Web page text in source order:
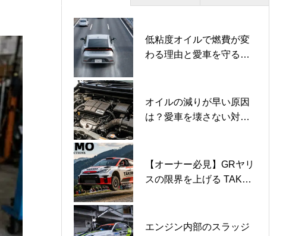
低粘度オイルで燃費が変
わる理由と愛車を守るオ
オイルの減りが早い原因
は？愛車を壊さない対策
【オーナー必見】GRヤリ
スの限界を上げる TAKMO
エンジン内部のスラッジ
【2026年7月】最新オイ
ル不足の真相！ナフサ・
2026年API規格の進化と
は？SP規格から最新
【代用不可】DH-2規格オ
イル不足に伴う【DL-1規
【プロが断言】新車
LSDの種類を徹底比較！
オープン・トルセン・機
ナンス術
エンジンオイルメーカー
が創る【プレミアムガラ
TAKMO（旧：TAKUMIモ
ーターオイル）、みんカ
【知っておきたい】エン